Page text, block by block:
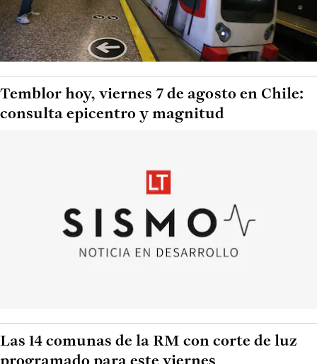
Temblor hoy, viernes 7 de agosto en Chile:
consulta epicentro y magnitud
Las 14 comunas de la RM con corte de luz